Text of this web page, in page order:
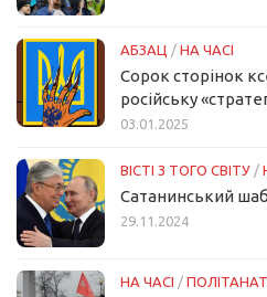
АБЗАЦ / НА ЧАСІ
Сорок сторінок
російську
03.01.2025
ВІСТІ З ТОГО СВІТУ /
Сатанинський
29.11.2024
НА ЧАСІ /